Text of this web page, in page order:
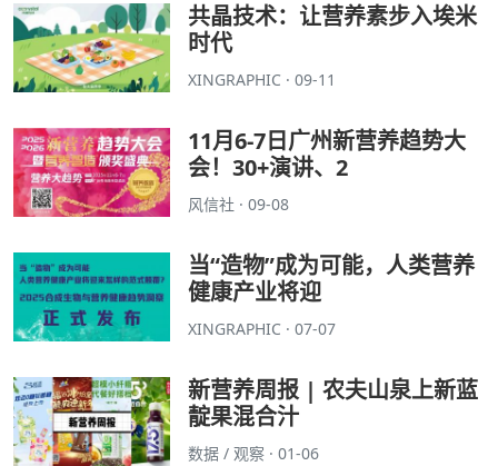
共晶技术：让营养素步入埃米
时代
XINGRAPHIC · 09-11
11月6-7日广州新营养趋势大
会！30+演讲、2
风信社 · 09-08
当“造物”成为可能，人类营养
健康产业将迎
XINGRAPHIC · 07-07
新营养周报 | 农夫山泉上新蓝
靛果混合汁
数据 / 观察 · 01-06